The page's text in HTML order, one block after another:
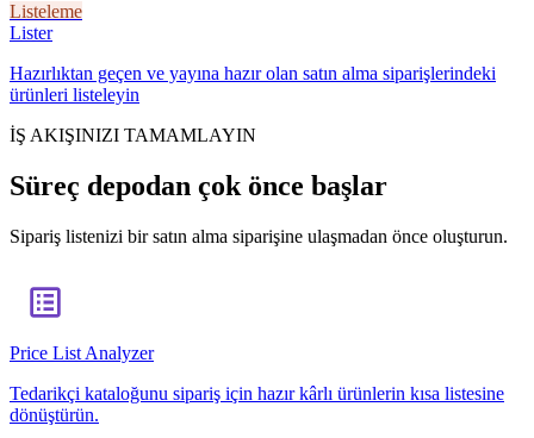
Listeleme
Lister
Hazırlıktan geçen ve yayına hazır olan satın alma siparişlerindeki
ürünleri listeleyin
İŞ AKIŞINIZI TAMAMLAYIN
Süreç depodan çok önce başlar
Sipariş listenizi bir satın alma siparişine ulaşmadan önce oluşturun.
Price List Analyzer
Tedarikçi kataloğunu sipariş için hazır kârlı ürünlerin kısa listesine
dönüştürün.